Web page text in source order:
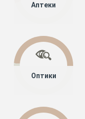
Аптеки
Оптики